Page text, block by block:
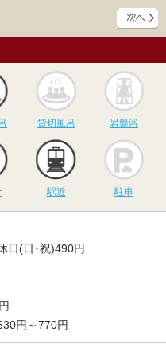
露天風呂 貸切風呂
貸切風呂 岩盤浴
サウナ
駅近 駐車
日(日･祝)490円
円～770円